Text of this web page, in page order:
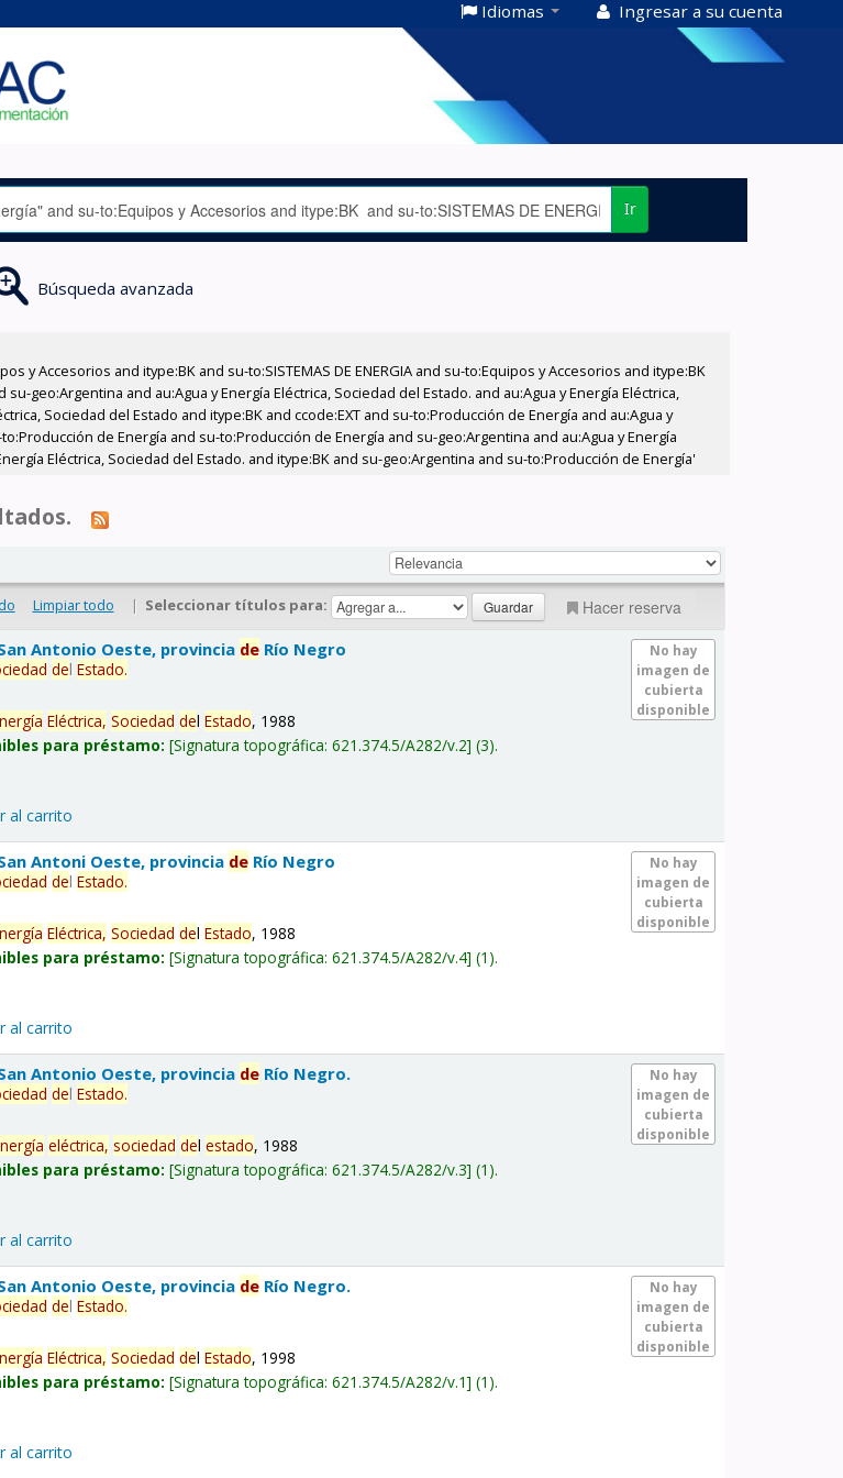
Idiomas Ingresar a su cuenta
Ir
Búsqueda avanzada
Accesorios and itype:BK and su-to:SISTEMAS DE ENERGIA and su-to:Equipos y Accesorios and itype:BK
geo:Argentina and au:Agua y Energía Eléctrica, Sociedad del Estado. and au:Agua y Energía Eléctrica,
Sociedad del Estado and itype:BK and ccode:EXT and su-to:Producción de Energía and au:Agua y
de Energía and su-to:Producción de Energía and su-geo:Argentina and au:Agua y Energía
Eléctrica, Sociedad del Estado. and itype:BK and su-geo:Argentina and su-to:Producción de Energía'
Limpiar todo | Seleccionar títulos para: Hacer reserva
No hay
imagen de
cubierta
disponible
Antonio Oeste, provincia de Río Negro
delEstado.
Eléctrica, Sociedad delEstado, 1988
para préstamo: Signatura topográfica:621.374.5/A282/v.2 (3).
al carrito
No hay
imagen de
cubierta
disponible
Antoni Oeste, provincia de Río Negro
delEstado.
Eléctrica, Sociedad delEstado, 1988
para préstamo: Signatura topográfica:621.374.5/A282/v.4 (1).
al carrito
No hay
imagen de
cubierta
disponible
Antonio Oeste, provincia de Río Negro.
delEstado.
eléctrica, sociedad delestado, 1988
para préstamo: Signatura topográfica:621.374.5/A282/v.3 (1).
al carrito
No hay
imagen de
cubierta
disponible
Antonio Oeste, provincia de Río Negro.
delEstado.
Eléctrica, Sociedad delEstado, 1998
para préstamo: Signatura topográfica:621.374.5/A282/v.1 (1).
al carrito